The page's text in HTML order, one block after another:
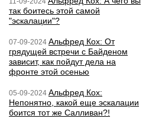
так боитесь этой самой
"эскалации"?
07-09-2024 Альфред Кох: От
грядущей встречи с Байденом
зависит, как пойдут дела на
фронте этой осенью
05-09-2024 Альфред Кох:
Непонятно, какой еще эскалации
боится тот же Салливан?!